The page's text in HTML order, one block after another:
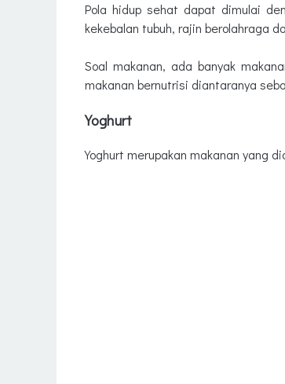
Pola hidup sehat dapat dimulai
kekebalan tubuh, rajin berolahraga
Soal makanan, ada banyak
makanan bernutrisi diantaranya
Yoghurt
Yoghurt merupakan makanan yang